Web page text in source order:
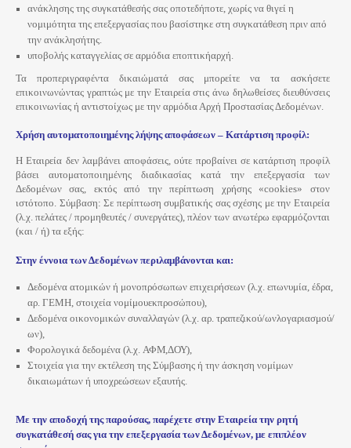
ανάκλησης της συγκατάθεσής σας οποτεδήποτε, χωρίς να θιγεί η
νομιμότητα της επεξεργασίας που βασίστηκε στη συγκατάθεση πριν από
την ανάκλησήτης.
υποβολής καταγγελίας σε αρμόδια εποπτικήαρχή.
Τα προπεριγραφέντα δικαιώματά σας μπορείτε να τα ασκήσετε
επικοινωνώντας γραπτώς με την Εταιρεία στις άνω δηλωθείσες διευθύνσεις
επικοινωνίας ή αντιστοίχως με την αρμόδια Αρχή Προστασίας Δεδομένων.
Χρήση αυτοματοποιημένης λήψης αποφάσεων – Κατάρτιση προφίλ:
Η Εταιρεία δεν λαμβάνει αποφάσεις, ούτε προβαίνει σε κατάρτιση προφίλ
βάσει αυτοματοποιημένης διαδικασίας κατά την επεξεργασία των
Δεδομένων σας, εκτός από την περίπτωση χρήσης «cookies» στον
ιστότοπο. Σύμβαση: Σε περίπτωση συμβατικής σας σχέσης με την Εταιρεία
(λ.χ. πελάτες / προμηθευτές / συνεργάτες), πλέον των ανωτέρω εφαρμόζονται
(και / ή) τα εξής:
Στην έννοια των Δεδομένων περιλαμβάνονται και:
Δεδομένα ατομικών ή μονοπρόσωπων επιχειρήσεων (λ.χ. επωνυμία, έδρα,
αρ. ΓΕΜΗ, στοιχεία νομίμουεκπροσώπου),
Δεδομένα οικονομικών συναλλαγών (λ.χ. αρ. τραπεζικού/ωνλογαριασμού/
ων),
Φορολογικά δεδομένα (λ.χ. ΑΦΜ,ΔΟΥ),
Στοιχεία για την εκτέλεση της Σύμβασης ή την άσκηση νομίμων
δικαιωμάτων ή υποχρεώσεων εξαυτής.
Με την αποδοχή της παρούσας, παρέχετε στην Εταιρεία την ρητή
συγκατάθεσή σας για την επεξεργασία των Δεδομένων, με επιπλέον